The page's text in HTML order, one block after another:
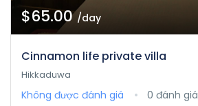
$65.00/day
Cinnamon life private villa
Hikkaduwa
Không được đánh giá 0 đánh giá